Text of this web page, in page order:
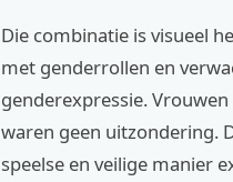
Die combinatie is visueel
met genderrollen en
genderexpressie.
waren geen uitzondering.
speelse en veilige manier